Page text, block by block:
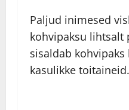
Paljud inimesed
kohvipaksu lihtsalt
sisaldab
kasulikke toitaineid.